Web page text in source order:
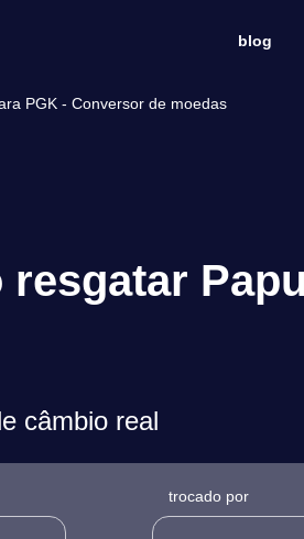
blog
PGK - Conversor de moedas
câmbio real
trocado por